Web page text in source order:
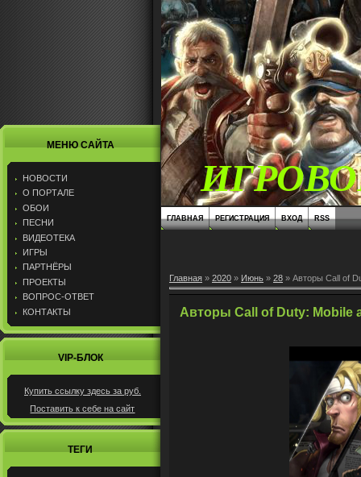
МЕНЮ САЙТА
НОВОСТИ
О ПОРТАЛЕ
ОБОИ
ПЕСНИ
ВИДЕОТЕКА
ИГРЫ
ПАРТНЁРЫ
ПРОЕКТЫ
ВОПРОС-ОТВЕТ
КОНТАКТЫ
VIP-БЛОК
Купить ссылку здесь за руб.
Поставить к себе на сайт
ТЕГИ
ГЛАВНАЯ РЕГИСТРАЦИЯ ВХОД RSS
Главная » 2020 » Июнь » 28 » Авторы Call of
Авторы Call of Duty: Mobile